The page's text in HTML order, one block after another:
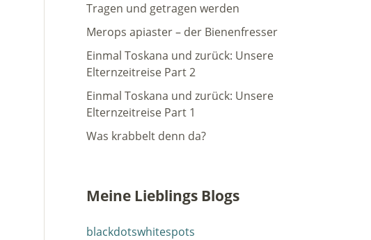
Tragen und getragen werden
Merops apiaster – der Bienenfresser
Einmal Toskana und zurück: Unsere
Elternzeitreise Part 2
Einmal Toskana und zurück: Unsere
Elternzeitreise Part 1
Was krabbelt denn da?
Meine Lieblings Blogs
blackdotswhitespots